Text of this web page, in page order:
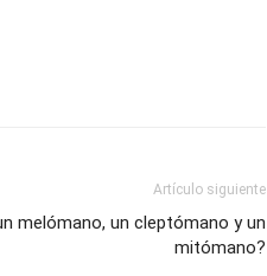
Artículo siguiente
melómano, un cleptómano y un
mitómano?